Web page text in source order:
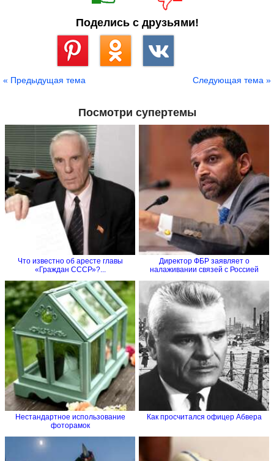
Поделись с друзьями!
« Предыдущая тема Следующая тема »
Посмотри супертемы
Что известно об аресте главы
«Граждан СССР»?...
Директор ФБР заявляет о
налаживании связей с Россией
Нестандартное использование
фоторамок
Как просчитался офицер Абвера